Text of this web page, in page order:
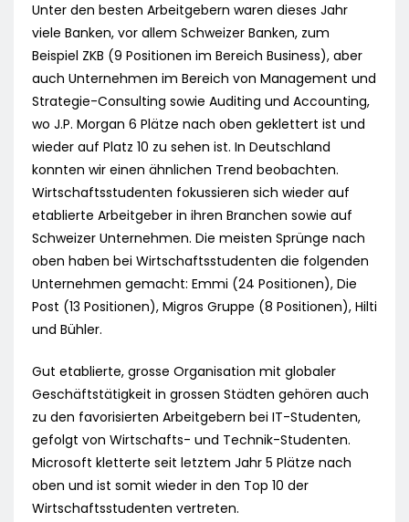
Unter den besten Arbeitgebern waren dieses Jahr
viele Banken, vor allem Schweizer Banken, zum
Beispiel ZKB (9 Positionen im Bereich Business), aber
auch Unternehmen im Bereich von Management und
Strategie-Consulting sowie Auditing und Accounting,
wo J.P. Morgan 6 Plätze nach oben geklettert ist und
wieder auf Platz 10 zu sehen ist. In Deutschland
konnten wir einen ähnlichen Trend beobachten.
Wirtschaftsstudenten fokussieren sich wieder auf
etablierte Arbeitgeber in ihren Branchen sowie auf
Schweizer Unternehmen. Die meisten Sprünge nach
oben haben bei Wirtschaftsstudenten die folgenden
Unternehmen gemacht: Emmi (24 Positionen), Die
Post (13 Positionen), Migros Gruppe (8 Positionen), Hilti
und Bühler.
Gut etablierte, grosse Organisation mit globaler
Geschäftstätigkeit in grossen Städten gehören auch
zu den favorisierten Arbeitgebern bei IT-Studenten,
gefolgt von Wirtschafts- und Technik-Studenten.
Microsoft kletterte seit letztem Jahr 5 Plätze nach
oben und ist somit wieder in den Top 10 der
Wirtschaftsstudenten vertreten.